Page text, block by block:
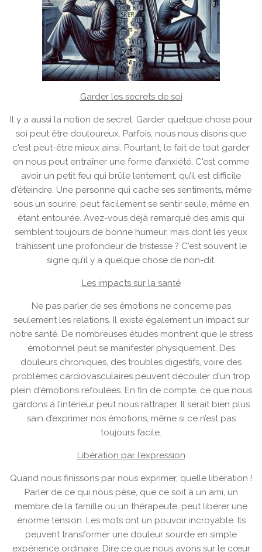
Garder les secrets de soi
Il y a aussi la notion de secret. Garder quelque chose pour
soi peut être douloureux. Parfois, nous nous disons que
c'est peut-être mieux ainsi. Pourtant, le fait de tout garder
en nous peut entraîner une forme d’anxiété. C'est comme
avoir un petit feu qui brûle lentement, qu’il est difficile
d'éteindre. Une personne qui cache ses sentiments, même
sous un sourire, peut facilement se sentir seule, même en
étant entourée. Avez-vous déjà remarqué des amis qui
semblent toujours de bonne humeur, mais dont les yeux
trahissent une profondeur de tristesse ? C'est souvent le
signe qu’il y a quelque chose de non-dit.
Les impacts sur la santé
Ne pas parler de ses émotions ne concerne pas
seulement les relations. Il existe également un impact sur
notre santé. De nombreuses études montrent que le stress
émotionnel peut se manifester physiquement. Des
douleurs chroniques, des troubles digestifs, voire des
problèmes cardiovasculaires peuvent découler d'un trop
plein d'émotions refoulées. En fin de compte, ce que nous
gardons à l’intérieur peut nous rattraper. Il serait bien plus
sain d’exprimer nos émotions, même si ce n’est pas
toujours facile.
Libération par l’expression
Quand nous finissons par nous exprimer, quelle libération !
Parler de ce qui nous pèse, que ce soit à un ami, un
membre de la famille ou un thérapeute, peut libérer une
énorme tension. Les mots ont un pouvoir incroyable. Ils
peuvent transformer une douleur sourde en simple
expérience ordinaire. Dire ce que nous avons sur le cœur